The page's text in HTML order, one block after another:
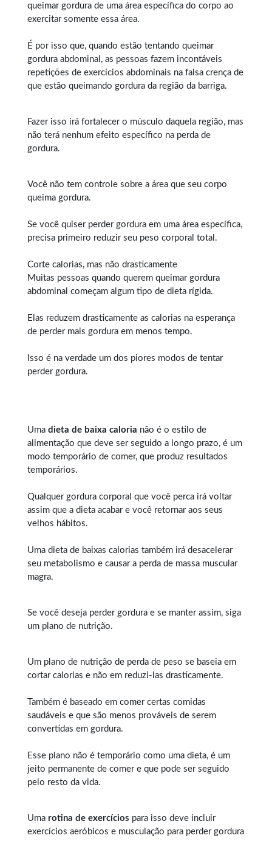
queimar gordura de uma área específica do corpo ao
exercitar somente essa área.
É por isso que, quando estão tentando queimar
gordura abdominal, as pessoas fazem incontáveis
repetições de exercícios abdominais na falsa crença de
que estão queimando gordura da região da barriga.
Fazer isso irá fortalecer o músculo daquela região, mas
não terá nenhum efeito específico na perda de
gordura.
Você não tem controle sobre a área que seu corpo
queima gordura.
Se você quiser perder gordura em uma área específica,
precisa primeiro reduzir seu peso corporal total.
Corte calorias, mas não drasticamente
Muitas pessoas quando querem queimar gordura
abdominal começam algum tipo de dieta rígida.
Elas reduzem drasticamente as calorias na esperança
de perder mais gordura em menos tempo.
Isso é na verdade um dos piores modos de tentar
perder gordura.
Uma dieta de baixa caloria não é o estilo de
alimentação que deve ser seguido a longo prazo, é um
modo temporário de comer, que produz resultados
temporários.
Qualquer gordura corporal que você perca irá voltar
assim que a dieta acabar e você retornar aos seus
velhos hábitos.
Uma dieta de baixas calorias também irá desacelerar
seu metabolismo e causar a perda de massa muscular
magra.
Se você deseja perder gordura e se manter assim, siga
um plano de nutrição.
Um plano de nutrição de perda de peso se baseia em
cortar calorias e não em reduzi-las drasticamente.
Também é baseado em comer certas comidas
saudáveis e que são menos prováveis de serem
convertidas em gordura.
Esse plano não é temporário como uma dieta, é um
jeito permanente de comer e que pode ser seguido
pelo resto da vida.
Uma rotina de exercícios para isso deve incluir
exercícios aeróbicos e musculação para perder gordura